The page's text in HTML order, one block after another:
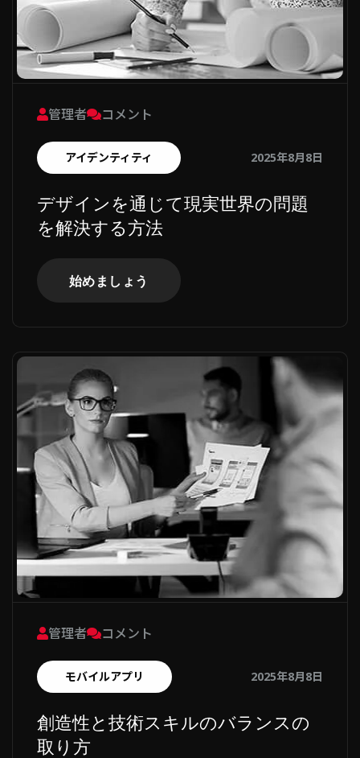
管理者 コメント
アイデンティティ 2025年8月8日
デザインを通じて現実世界の問題
を解決する方法
始めましょう
管理者 コメント
モバイルアプリ 2025年8月8日
創造性と技術スキルのバランスの
取り方